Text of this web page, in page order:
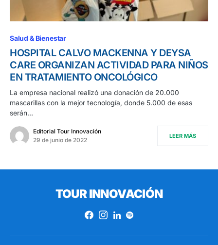
Salud & Bienestar
HOSPITAL CALVO MACKENNA Y DEYSA
CARE ORGANIZAN ACTIVIDAD PARA NIÑOS
EN TRATAMIENTO ONCOLÓGICO
La empresa nacional realizó una donación de 20.000
mascarillas con la mejor tecnología, donde 5.000 de esas
serán…
Editorial Tour Innovación
29 de junio de 2022
LEER MÁS
TOUR INNOVACIÓN